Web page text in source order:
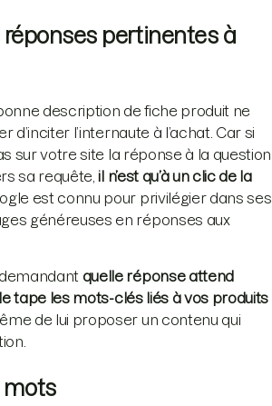
pertinentes à
description de fiche produit ne
d’inciter l’internaute à l’achat. Car si
sur votre site la réponse à la question
sa requête,il n’est qu’à un clic de la
est connu pour privilégier dans ses
généreuses en réponses aux
quelle réponse attend
tape les mots-clés liés à vos produits
de lui proposer un contenu qui
mots